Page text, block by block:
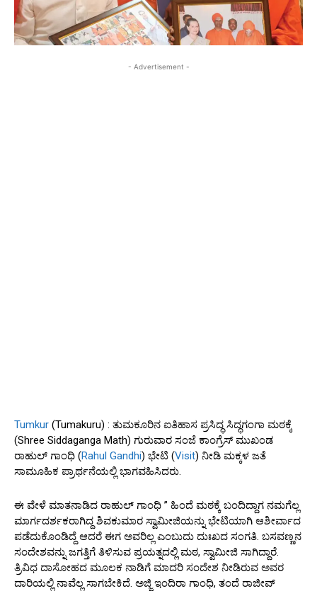
- Advertisement -
Tumkur (Tumakuru) : ತುಮಕೂರಿನ ಐತಿಹಾಸ ಪ್ರಸಿದ್ಧ ಸಿದ್ಧಗಂಗಾ ಮಠಕ್ಕೆ
(Shree Siddaganga Math) ಗುರುವಾರ ಸಂಜೆ ಕಾಂಗ್ರೆಸ್ ಮುಖಂಡ
ರಾಹುಲ್ ಗಾಂಧಿ (Rahul Gandhi) ಭೇಟಿ (Visit) ನೀಡಿ ಮಕ್ಕಳ ಜತೆ
ಸಾಮೂಹಿಕ ಪ್ರಾರ್ಥನೆಯಲ್ಲಿ ಭಾಗವಹಿಸಿದರು.
ಈ ವೇಳೆ ಮಾತನಾಡಿದ ರಾಹುಲ್ ಗಾಂಧಿ ” ಹಿಂದೆ ಮಠಕ್ಕೆ ಬಂದಿದ್ದಾಗ ನಮಗೆಲ್ಲ
ಮಾರ್ಗದರ್ಶಕರಾಗಿದ್ದ ಶಿವಕುಮಾರ ಸ್ವಾಮೀಜಿಯನ್ನು ಭೇಟಿಯಾಗಿ ಆಶೀರ್ವಾದ
ಪಡೆದುಕೊಂಡಿದ್ದೆ ಆದರೆ ಈಗ ಅವರಿಲ್ಲ ಎಂಬುದು ದುಃಖದ ಸಂಗತಿ. ಬಸವಣ್ಣನ
ಸಂದೇಶವನ್ನು ಜಗತ್ತಿಗೆ ತಿಳಿಸುವ ಪ್ರಯತ್ನದಲ್ಲಿ ಮಠ, ಸ್ವಾಮೀಜಿ ಸಾಗಿದ್ದಾರೆ.
ತ್ರಿವಿಧ ದಾಸೋಹದ ಮೂಲಕ ನಾಡಿಗೆ ಮಾದರಿ ಸಂದೇಶ ನೀಡಿರುವ ಅವರ
ದಾರಿಯಲ್ಲಿ ನಾವೆಲ್ಲ ಸಾಗಬೇಕಿದೆ. ಅಜ್ಜಿ ಇಂದಿರಾ ಗಾಂಧಿ, ತಂದೆ ರಾಜೀವ್